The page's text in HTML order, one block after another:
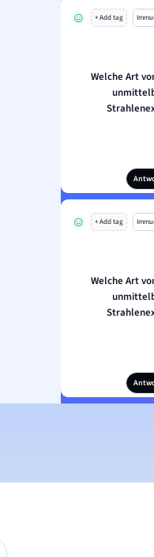
+ Add tag
Welche Art
+ Add tag
Welche Art